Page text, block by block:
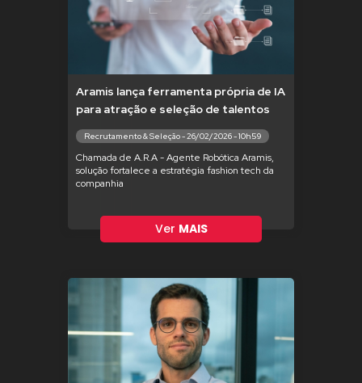
Aramis lança ferramenta própria de IA
para atração e seleção de talentos
Recrutamento & Seleção - 26/02/2026 - 10h59
Chamada de A.R.A - Agente Robótica Aramis,
solução fortalece a estratégia fashion tech da
companhia
Ver MAIS